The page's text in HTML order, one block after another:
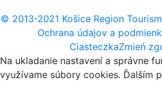
© 2013-2021 Košice Region Tourism
Ochrana údajov a
CiasteczkaZmień
Na ukladanie nastavení a správne
využívame súbory cookies. Ďalším